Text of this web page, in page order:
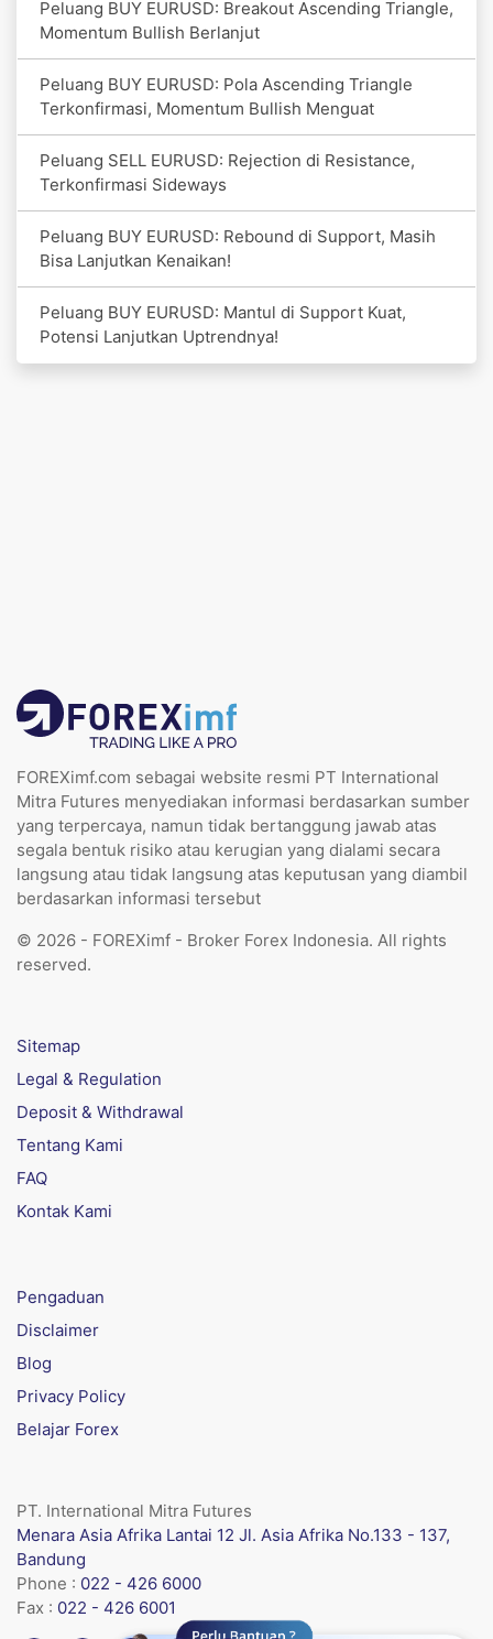
Peluang BUY EURUSD: Breakout Ascending Triangle,
Momentum Bullish Berlanjut
Peluang BUY EURUSD: Pola Ascending Triangle
Terkonfirmasi, Momentum Bullish Menguat
Peluang SELL EURUSD: Rejection di Resistance,
Terkonfirmasi Sideways
Peluang BUY EURUSD: Rebound di Support, Masih
Bisa Lanjutkan Kenaikan!
Peluang BUY EURUSD: Mantul di Support Kuat,
Potensi Lanjutkan Uptrendnya!
FOREXimf.com sebagai website resmi PT International
Mitra Futures menyediakan informasi berdasarkan sumber
yang terpercaya, namun tidak bertanggung jawab atas
segala bentuk risiko atau kerugian yang dialami secara
langsung atau tidak langsung atas keputusan yang diambil
berdasarkan informasi tersebut
© 2026 - FOREXimf - Broker Forex Indonesia. All rights
reserved.
Sitemap
Legal & Regulation
Deposit & Withdrawal
Tentang Kami
FAQ
Kontak Kami
Pengaduan
Disclaimer
Blog
Privacy Policy
Belajar Forex
PT. International Mitra Futures
Menara Asia Afrika Lantai 12 Jl. Asia Afrika No.133 - 137,
Bandung
Phone : 022 - 426 6000
Fax : 022 - 426 6001